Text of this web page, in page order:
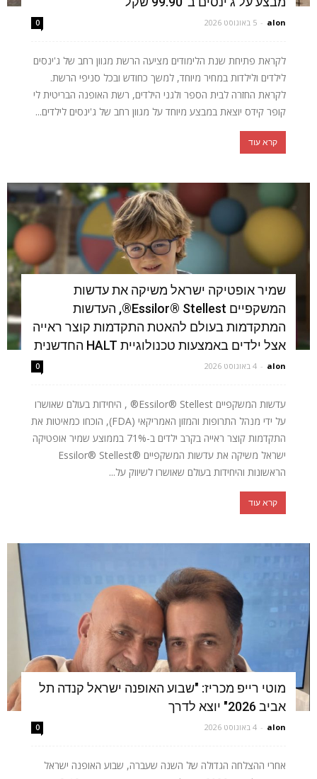
alon
- 5 באוגוסט 2026 0
לקראת פתיחת שנת הלימודים מציעה הרשת מגוון רחב של ג'ינסים
לילדים ולילדות במחיר מיוחד, למשך כחודש ובכל סניפי הרשת.
לקראת החזרה לבית הספר ולגני הילדים, רשת האופנה הבריטית לי
קופר קידס יוצאת במבצע מיוחד על מגוון רחב של ג'ינסים לילדים...
קרא עוד
שמיר אופטיקה ישראל משיקה את עדשות
המשקפיים Essilor® Stellest®, העדשות
המתקדמות בעולם להאטת התקדמות קוצר ראייה
אצל ילדים באמצעות טכנולוגיית HALT החדשנית
alon
- 4 באוגוסט 2026 0
עדשות המשקפיים Essilor® Stellest® , היחידות בעולם שאושרו
על ידי מנהל התרופות והמזון האמריקאי (FDA), הוכחו כמאיטות את
התקדמות קוצר ראייה בקרב ילדים ב-71% בממוצע שמיר אופטיקה
ישראל משיקה את עדשות המשקפיים ®Essilor® Stellest
הראשונות והיחידות בעולם שאושרו לשיווק על...
קרא עוד
מוטי רייפ מכריז: "שבוע האופנה ישראל קנדה תל
אביב 2026" יוצא לדרך
alon
- 4 באוגוסט 2026 0
אחרי ההצלחה הגדולה של השנה שעברה, שבוע האופנה ישראל